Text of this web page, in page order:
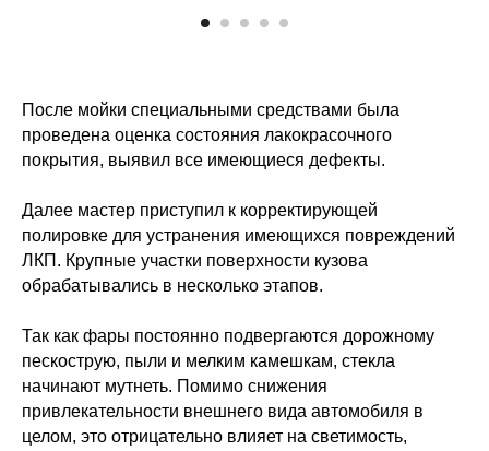
После мойки специальными средствами была
проведена оценка состояния лакокрасочного
покрытия, выявил все имеющиеся дефекты.
Далее мастер приступил к корректирующей
полировке для устранения имеющихся повреждений
ЛКП. Крупные участки поверхности кузова
обрабатывались в несколько этапов.
Так как фары постоянно подвергаются дорожному
пескострую, пыли и мелким камешкам, стекла
начинают мутнеть. Помимо снижения
привлекательности внешнего вида автомобиля в
целом, это отрицательно влияет на светимость,